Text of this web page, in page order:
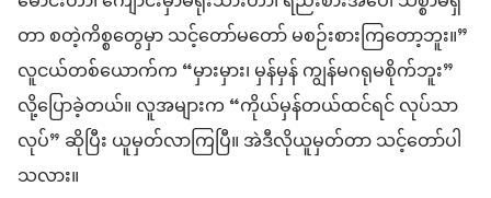
တာ စတဲ့ကိစ္စတွေမှာ သင့်တော်မတော် မစဉ်းစားကြတော့ဘူး။”
လူငယ်တစ်ယောက်က “မှားမှား၊ မှန်မှန် ကျွန်မဂရုမစိုက်ဘူး”
လို့ပြောခဲ့တယ်။ လူအများက “ကိုယ်မှန်တယ်ထင်ရင် လုပ်သာ
လုပ်” ဆိုပြီး ယူမှတ်လာကြပြီ။ အဲဒီလိုယူမှတ်တာ သင့်တော်ပါ
သလား။